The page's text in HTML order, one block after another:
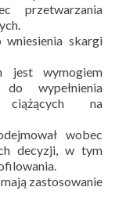
przetwarzania
wniesienia skargi
jest wymogiem
wypełnienia
ciążących na
wobec
decyzji, w tym
zastosowanie